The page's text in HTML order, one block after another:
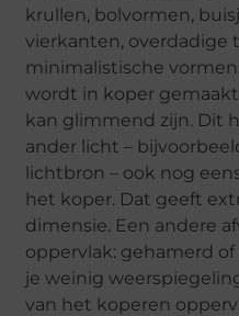
krullen, bolvormen,
vierkanten, overdadige
minimalistische
wordt in koper
kan glimmend zijn. Dit
ander licht –
lichtbron – ook nog
het koper. Dat geeft
dimensie. Een andere
oppervlak: gehamerd
je weinig
van het koperen